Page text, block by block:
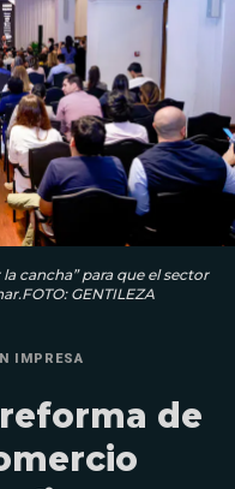
cancha” para que el sector
GENTILEZA
IMPRESA
de